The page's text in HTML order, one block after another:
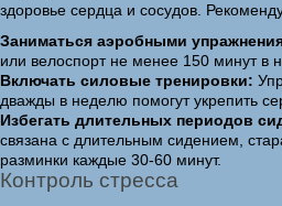
здоровье сердца и сосудов.
Заниматься аэробными
или велоспорт не менее 150 минут в
Включать силовые тренировки:
дважды в неделю помогут укрепить
Избегать длительных периодов
связана с длительным сидением,
разминки каждые 30-60 минут.
Контроль стресса